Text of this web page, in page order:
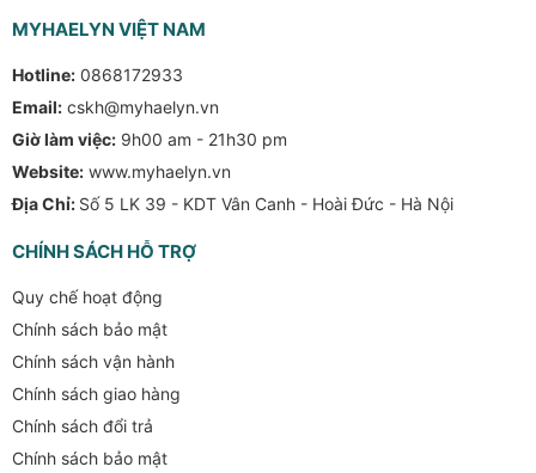
MYHAELYN VIỆT NAM
Hotline:0868172933
Email:cskh@myhaelyn.vn
Giờ làm việc:9h00 am - 21h30 pm
Website:www.myhaelyn.vn
Địa Chỉ: Số 5 LK 39 - KDT Vân Canh - Hoài Đức - Hà Nội
CHÍNH SÁCH HỖ TRỢ
Quy chế hoạt động
Chính sách bảo mật
Chính sách vận hành
Chính sách giao hàng
Chính sách đổi trả
Chính sách bảo mật